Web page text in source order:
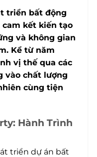
triển bất động
kết kiến tạo
và không gian
Kể từ năm
vị thế qua các
vào chất lượng
cùng tiện
Hành Trình
triển dự án bất